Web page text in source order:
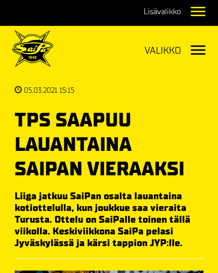
05.03.2021 15:15
TPS SAAPUU
LAUANTAINA
SAIPAN VIERAAKSI
Liiga jatkuu SaiPan osalta lauantaina
kotiottelulla, kun joukkue saa vieraita
Turusta. Ottelu on SaiPalle toinen tällä
viikolla. Keskiviikkona SaiPa pelasi
Jyväskylässä ja kärsi tappion JYP:lle.